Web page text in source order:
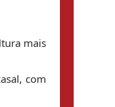
mais
com